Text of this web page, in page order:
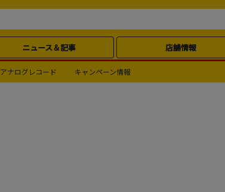
ニュース＆記事 店舗情報
アナログレコード キャンペーン情報